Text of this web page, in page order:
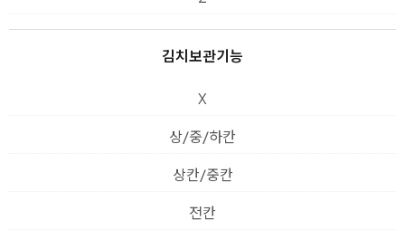
김치보관기능
X
상/중/하칸
상칸/중칸
전칸